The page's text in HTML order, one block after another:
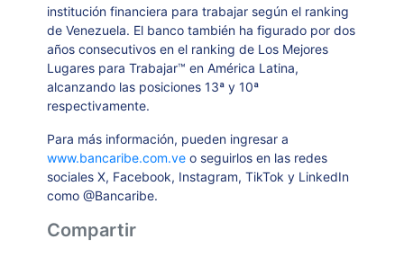
institución financiera para trabajar según el ranking
de Venezuela. El banco también hafigurado por dos
años consecutivos en el ranking de Los Mejores
Lugares para Trabajar™ en América Latina,
alcanzando las posiciones 13ª y 10ª
respectivamente.
Para más información, pueden ingresar a
www.bancaribe.com.ve o seguirlos en las redes
sociales X, Facebook, Instagram, TikTok y LinkedIn
como @Bancaribe.
Compartir